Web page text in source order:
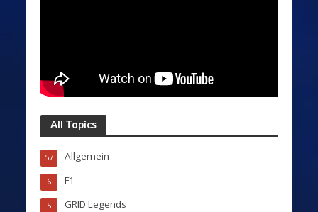
All Topics
Allgemein
57
F1
6
GRID Legends
5